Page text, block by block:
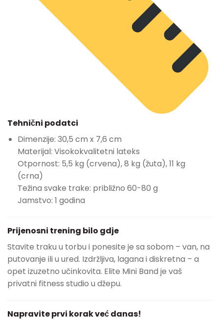
Tehnični podatci
Dimenzije: 30,5 cm x 7,6 cm
Materijal: Visokokvalitetni lateks
Otpornost: 5,5 kg (crvena), 8 kg (žuta), 11 kg
(crna)
Težina svake trake: približno 60-80 g
Jamstvo: 1 godina
Prijenosni trening bilo gdje
Stavite traku u torbu i ponesite je sa sobom – van, na
putovanje ili u ured. Izdržljiva, lagana i diskretna – a
opet izuzetno učinkovita. Elite Mini Band je vaš
privatni fitness studio u džepu.
Napravite prvi korak već danas!